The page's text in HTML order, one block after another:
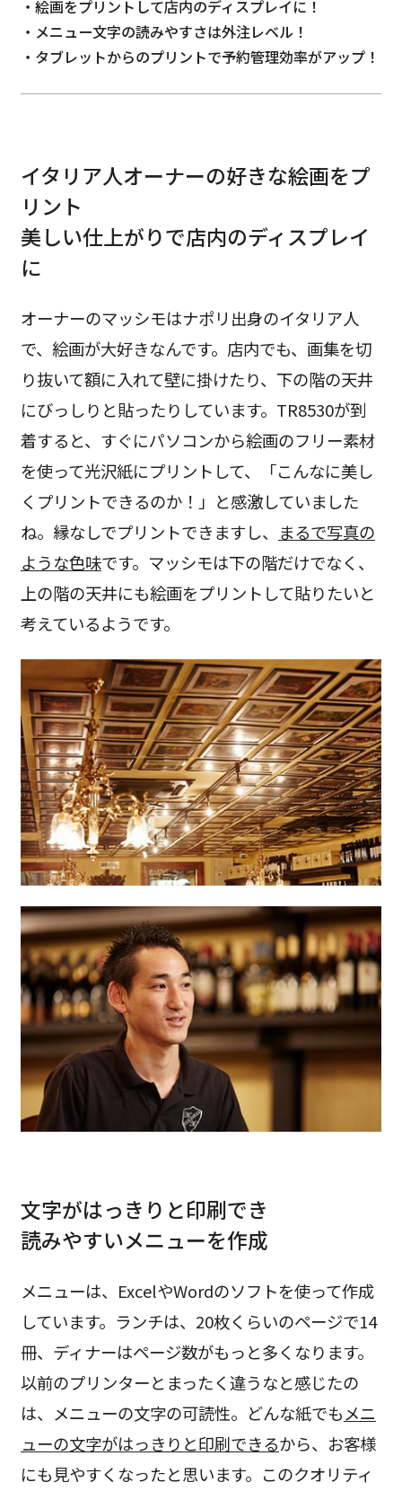
絵画をプリントして店内のディスプレイに！
メニュー文字の読みやすさは外注レベル！
タブレットからのプリントで予約管理効率がアップ！
イタリア人オーナーの好きな絵画をプ
リント
美しい仕上がりで店内のディスプレイ
に
オーナーのマッシモはナポリ出身のイタリア人
で、絵画が大好きなんです。店内でも、画集を切
り抜いて額に入れて壁に掛けたり、下の階の天井
にびっしりと貼ったりしています。TR8530が到
着すると、すぐにパソコンから絵画のフリー素材
を使って光沢紙にプリントして、「こんなに美し
くプリントできるのか！」と感激していました
ね。縁なしでプリントできますし、 まるで写真の
ような色味です。マッシモは下の階だけでなく、
上の階の天井にも絵画をプリントして貼りたいと
考えているようです。
文字がはっきりと印刷でき
読みやすいメニューを作成
メニューは、ExcelやWordのソフトを使って作成
しています。ランチは、20枚くらいのページで14
冊、ディナーはページ数がもっと多くなります。
以前のプリンターとまったく違うなと感じたの
は、メニューの文字の可読性。どんな紙でもメニ
ューの文字がはっきりと印刷できるから、お客様
にも見やすくなったと思います。このクオリティ